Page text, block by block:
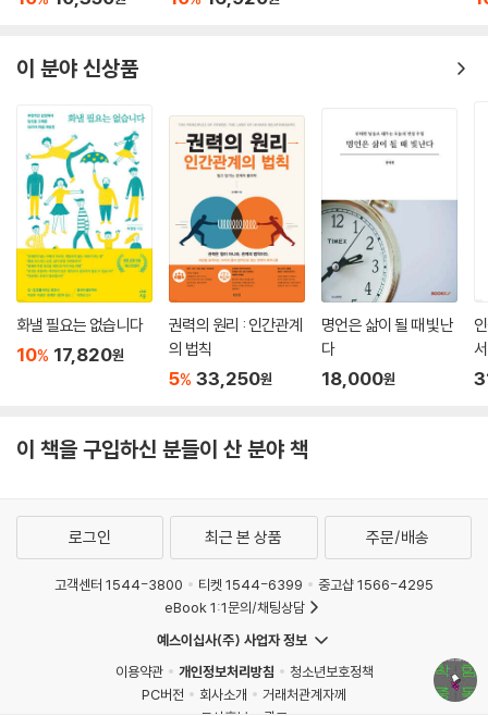
이 분야 신상품
화낼 필요는 없습니다
10% 17,820원
권력의 원리 : 인간관계
의 법칙
5% 33,250원
명언은 삶이 될 때 빛난
다
18,000원
이 책을 구입하신 분들이 산 분야 책
로그인 최근 본 상품 주문/배송
고객센터 1544-3800 티켓 1544-6399
중고샵 1566-4295
eBook 1:1문의/채팅상담
예스이십사(주) 사업자 정보
이용약관
개인정보처리방침
청소년보호정책
PC버전
회사소개
거래처관계자께